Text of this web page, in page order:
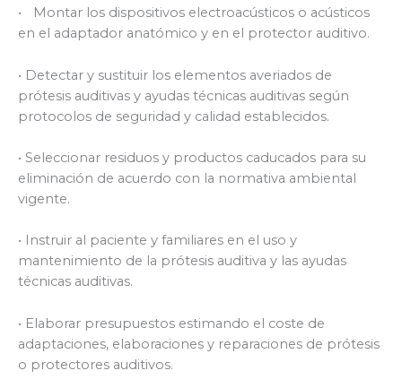
• Montar los dispositivos electroacústicos o acústicos
en el adaptador anatómico y en el protector auditivo.
• Detectar y sustituir los elementos averiados de
prótesis auditivas y ayudas técnicas auditivas según
protocolos de seguridad y calidad establecidos.
• Seleccionar residuos y productos caducados para su
eliminación de acuerdo con la normativa ambiental
vigente.
• Instruir al paciente y familiares en el uso y
mantenimiento de la prótesis auditiva y las ayudas
técnicas auditivas.
• Elaborar presupuestos estimando el coste de
adaptaciones, elaboraciones y reparaciones de prótesis
o protectores auditivos.